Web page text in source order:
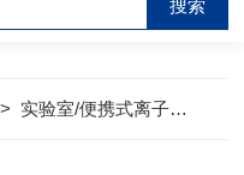
> 实验室/便携式离子浓度计